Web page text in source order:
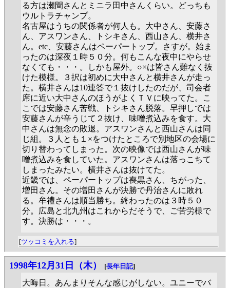
る方は瀬間さんとミニラ田中さんくらい。どっちも
ウルトラチャンプ。
名古屋はうちの関係者が何人も。大中さん、安藤さ
ん、アスワンさん、トシキさん、西山さん、横井さ
ん。etc、安藤さんはペーパートップ。さすが。始ま
ったのは深夜１時５０分。何もこんな夜中にやらせ
なくても・・・。しかも屋外。○×は皆さん難なく抜
けた模様。３択は初めに大中さんと横井さんが走っ
た。横井さんは10連答で１抜けしたのだが、司会者
席に近い大中さんのほうがよくＴＶに映ってた。こ
こでは安藤さん苦戦、トシキさん脱落。早押しでは
安藤さんが辛うじて２抜け、味噌煮込みを食す。大
中さんは無念の敗退。アスワンさんと西山さんは同
じ組。３人とも１×をつけたところで別地区の会場に
切り替わってしまった。次の映像では西山さんが味
噌煮込みを食していた。アスワンさんは落っこちて
しまったみたい。横井さんは抜けてた。
近畿では、ペーパートップは喪黒さん、ちがった、
増田さん。その増田さんが決勝で丹治さんに敗れ
る。牟禮さんは順当勝ち。終わったのは３時５０
分。広島と北九州はこれからだそうで、ご苦労様で
す。決勝は・・・。
[ツッコミを入れる]
1998年12月31日（木） [長年日記]
大晦日。あんまりそんな感じがしない。ユニーでバ